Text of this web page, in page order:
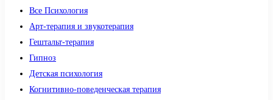
Все Психология
Арт-терапия и звукотерапия
Гештальт-терапия
Гипноз
Детская психология
Когнитивно-поведенческая терапия